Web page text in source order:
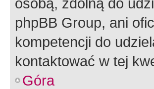
phpBB Group, ani
kompetencji do
kontaktować w tej
Góra